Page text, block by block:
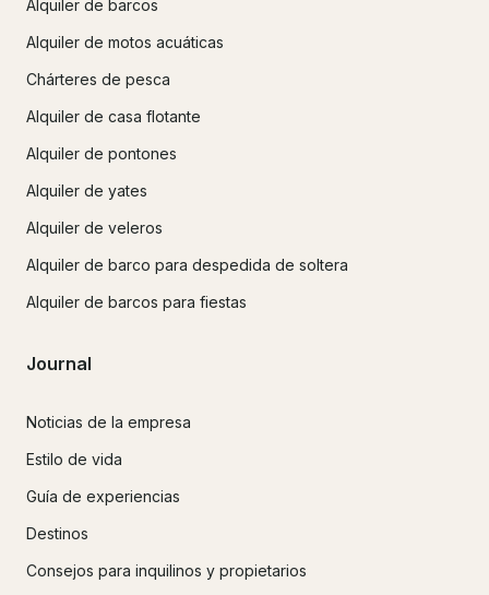
Alquiler de barcos
Alquiler de motos acuáticas
Chárteres de pesca
Alquiler de casa flotante
Alquiler de pontones
Alquiler de yates
Alquiler de veleros
Alquiler de barco para despedida de soltera
Alquiler de barcos para fiestas
Journal
Noticias de la empresa
Estilo de vida
Guía de experiencias
Destinos
Consejos para inquilinos y propietarios